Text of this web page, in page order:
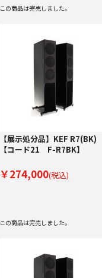
この商品は完売しました。
【展示処分品】KEF R7(BK)
【コード21 F-R7BK】
￥274,000(税込)
この商品は完売しました。